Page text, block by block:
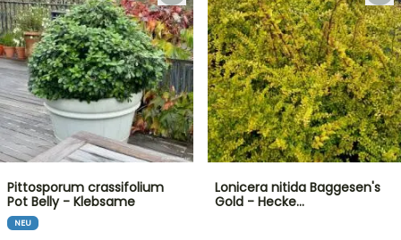
Pittosporum crassifolium
Pot Belly - Klebsame
NEU
Lonicera nitida Baggesen's
Gold - Hecke…